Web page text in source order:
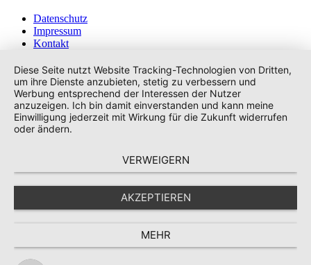
Datenschutz
Impressum
Kontakt
Diese Seite nutzt Website Tracking-Technologien von Dritten,
um ihre Dienste anzubieten, stetig zu verbessern und
Werbung entsprechend der Interessen der Nutzer
anzuzeigen. Ich bin damit einverstanden und kann meine
Einwilligung jederzeit mit Wirkung für die Zukunft widerrufen
oder ändern.
VERWEIGERN
AKZEPTIEREN
MEHR